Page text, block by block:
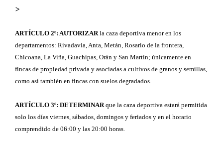
>
ARTÍCULO 2º: AUTORIZARla caza deportiva menor en los
departamentos: Rivadavia, Anta, Metán, Rosario de la frontera,
Chicoana, La Viña, Guachipas, Orán y San Martín; únicamente en
fincas de propiedad privada y asociadas a cultivos de granos y semillas,
como así también en fincas con suelos degradados.
ARTÍCULO 3º: DETERMINARque la caza deportiva estará permitida
solo los días viernes, sábados, domingos y feriados y en el horario
comprendido de 06:00 y las 20:00 horas.